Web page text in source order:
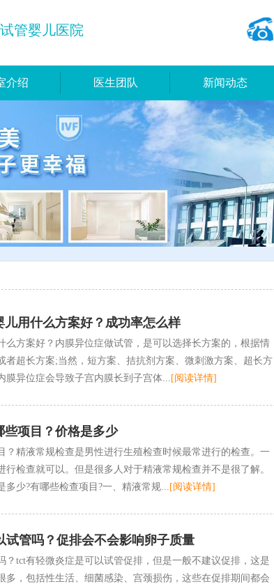
管婴儿医院
介绍 医生团队 新闻动态
用什么方案好？成功率怎么样
么方案好？内膜异位症做试管，是可以选择长方案的，根据情
者超长方案;当然，短方案、拮抗剂方案、微刺激方案、超长方
膜异位症会导致子宫内膜长到子宫体...[阅读详情]
些项目？价格是多少
？精液常规检查是男性进行生殖检查时候最常进行的检查。一
行检查就可以。但是很多人对于精液常规检查并不是很了解。
多少?有哪些检查项目?一、精液常规...[阅读详情]
试管吗？促排会不会影响卵子质量
？tct有轻微炎症是可以试管促排，但是一般不建议促排，这是
多，包括性生活、细菌感染、宫颈损伤，这些在促排期间都会